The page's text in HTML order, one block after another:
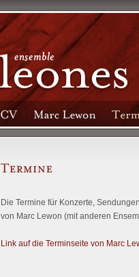
Die Termine für Konzerte,
von Marc Lewon (mit anderen
Link auf die Terminseite von Marc